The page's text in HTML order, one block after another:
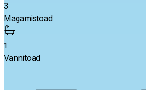
3
Magamistoad
1
Vannitoad